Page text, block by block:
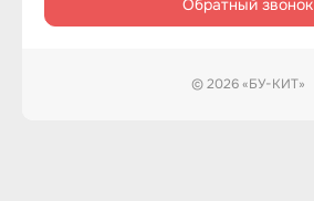
Обратный звонок
© 2026 «БУ-КИТ»